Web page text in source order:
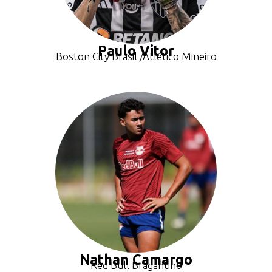
Paulo Vitor
Boston City Brasil /Atlético Mineiro
Nathan Camargo
Red Bull Bragantino